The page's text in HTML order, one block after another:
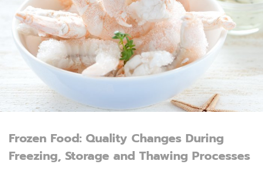
Frozen Food: Quality Changes During
Freezing, Storage and Thawing Processes